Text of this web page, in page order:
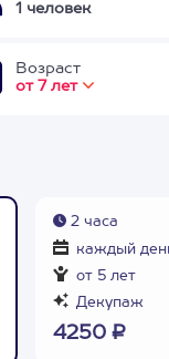
1 человек
Возраст
от 7 лет
2 часа
каждый
от 5 лет
Декупаж
4250 ₽